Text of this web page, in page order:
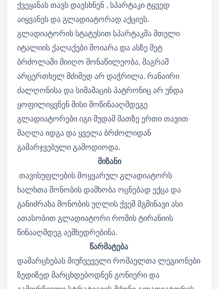
ქვეყანას თავს დაესხნენ , სპარტაკი ტყვედ
აიყვანეს და გლადიატორად აქციეს.
გლადიატორის სტატუსით სპარტაკმა მთელი
იტალიის ქალაქები მოიარა და ასზე მეტ
ბრძოლაში მიიღო მონაწილეობა, მაგრამ
არცერთხელ მძიმედ არ დაჭრილა. რანაირი
ძალღონისა და სიმამაცის პატრონიც არ უნდა
ყოფილიყვნენ მისი მოწინააღმდეგე
გლადიატორები იგი მუდამ მათზე ერთი თავით
მაღლა იდგა და ყველა ბრძოლიდან
გამარჯვებული გამოდიოდა.
მიზანი
თავისუფლების მოყვარულ გლადიატორს
ხალხთა მონობის დამხობა ოცნებად ექცა და
განიძრახა მონობის უღლის ქვეშ მგმინავი ასი
ათასობით გლადიატორი რომის ტირანიის
წინააღმდეგ აემხედრებინა.
წარმატება
დამარცხებას მიუჩვეველი რომაელთა ლეგიონები
ზედიზედ მარცხდებოდნენ გონიერი და